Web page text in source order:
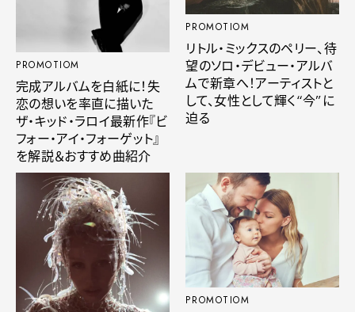
PROMOTIOM
完成アルバムを白紙に！失
恋の想いを率直に描いた
ザ・キッド・ラロイ最新作『ビ
フォー・アイ・フォーゲット』
を解説＆おすすめ曲紹介
PROMOTIOM
リトル・ミックスのペリー、待
望のソロ・デビュー・アルバ
ムで新章へ！アーティストと
して、女性として輝く“今”に
迫る
PROMOTIOM